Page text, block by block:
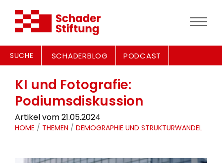
SUCHE SCHADERBLOG PODCAST
KI und Fotografie:
Podiumsdiskussion
Artikel vom 21.05.2024
HOME / THEMEN / DEMOGRAPHIE UND STRUKTURWANDEL